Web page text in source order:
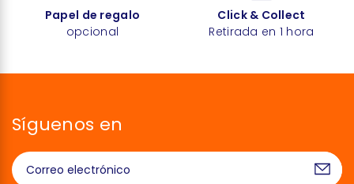
Papel de regalo
opcional
Click & Collect
Retirada en 1 hora
Síguenos en